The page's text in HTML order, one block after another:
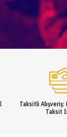
Taksitli Alışveriş:
Taksit